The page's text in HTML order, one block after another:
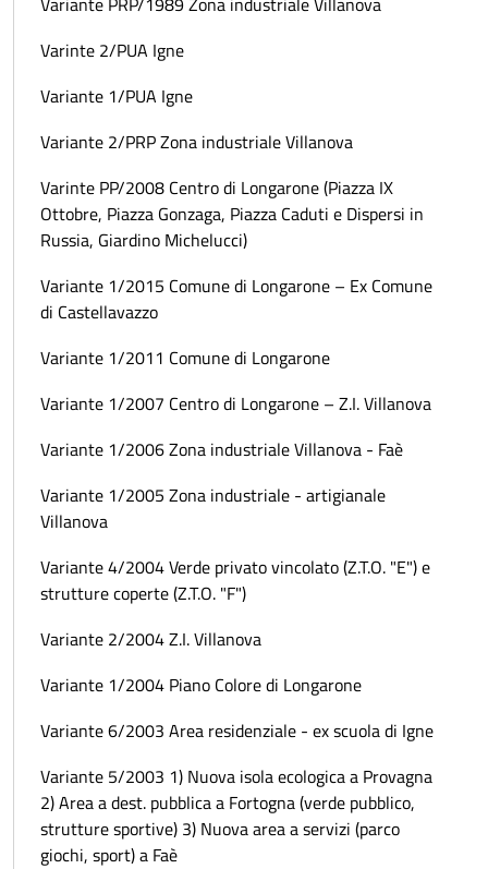
Varinte 2/PUA Igne
Variante 1/PUA Igne
Variante 2/PRP Zona industriale Villanova
Varinte PP/2008 Centro di Longarone (Piazza IX
Ottobre, Piazza Gonzaga, Piazza Caduti e Dispersi in
Russia, Giardino Michelucci)
Variante 1/2015 Comune di Longarone – Ex Comune
di Castellavazzo
Variante 1/2011 Comune di Longarone
Variante 1/2007 Centro di Longarone – Z.I. Villanova
Variante 1/2006 Zona industriale Villanova - Faè
Variante 1/2005 Zona industriale - artigianale
Villanova
Variante 4/2004 Verde privato vincolato (Z.T.O. "E") e
strutture coperte (Z.T.O. "F")
Variante 2/2004 Z.I. Villanova
Variante 1/2004 Piano Colore di Longarone
Variante 6/2003 Area residenziale - ex scuola di Igne
Variante 5/2003 1) Nuova isola ecologica a Provagna
2) Area a dest. pubblica a Fortogna (verde pubblico,
strutture sportive) 3) Nuova area a servizi (parco
giochi, sport) a Faè